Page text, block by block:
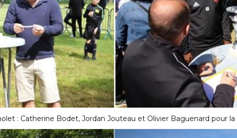
: Catherine Bodet, Jordan Jouteau et Olivier Baguenard pour